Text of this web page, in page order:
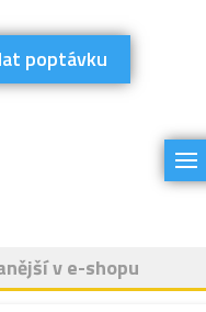
poptávku
v e-shopu